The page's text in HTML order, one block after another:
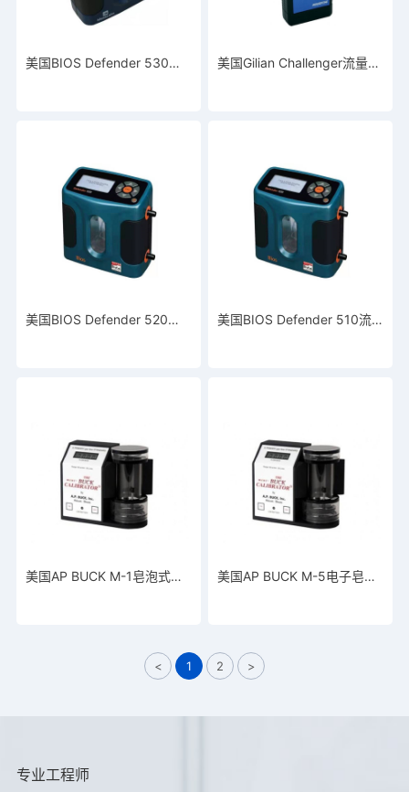
美国BIOS Defender 530流量校准器 美国Gilian Challenger流量校准器
美国BIOS Defender 520流量校准器 美国BIOS Defender 510流量校准器
美国AP BUCK M-1皂泡式流量校正器 美国AP BUCK M-5电子皂膜流量计
< 1 2 >
专业工程师